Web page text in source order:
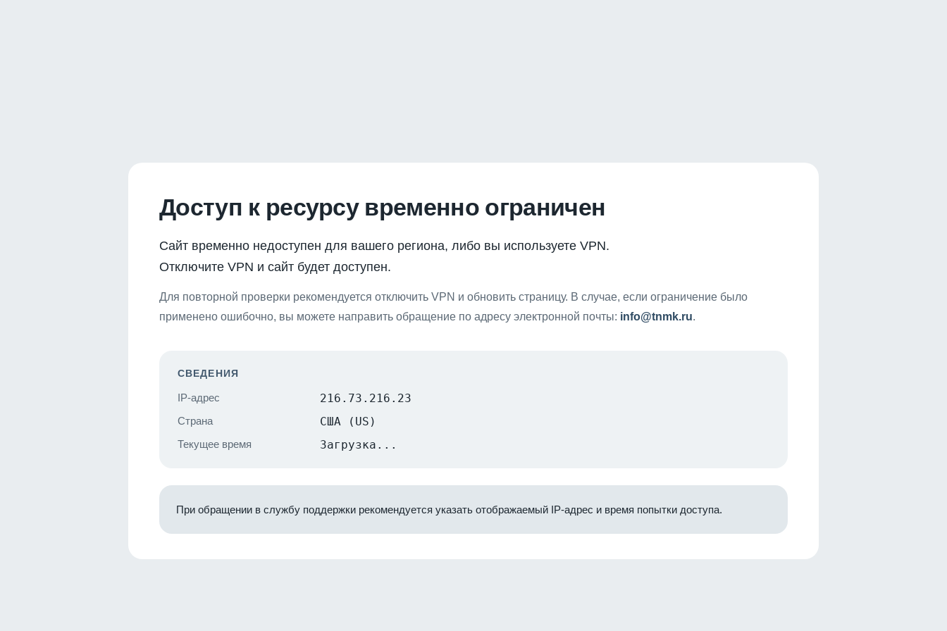
Доступ к ресурсу временно ограничен
Сайт временно недоступен для вашего региона, либо вы используете VPN.
Отключите VPN и сайт будет доступен.
Для повторной проверки рекомендуется отключить VPN и обновить страницу. В случае, если ограничение было
применено ошибочно, вы можете направить обращение по адресу электронной почты: info@tnmk.ru.
СВЕДЕНИЯ
IP-адрес 216.73.216.23
Страна США (US)
Текущее время Загрузка...
При обращении в службу поддержки рекомендуется указать отображаемый IP-адрес и время попытки доступа.